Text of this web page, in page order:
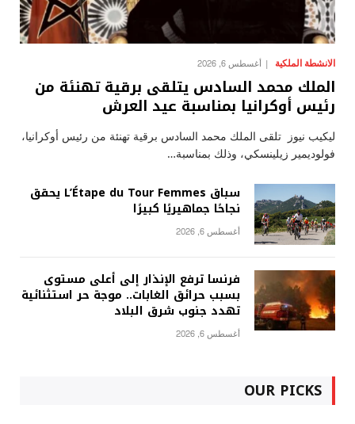
الانشطة الملكية أغسطس 6, 2026
الملك محمد السادس يتلقى برقية تهنئة من
رئيس أوكرانيا بمناسبة عيد العرش
ليكيب نيوز تلقى الملك محمد السادس برقية تهنئة من رئيس أوكرانيا،
فولوديمير زيلينسكي، وذلك بمناسبة…
سباق L’Étape du Tour Femmes يحقق
نجاحًا جماهيريًا كبيرًا
أغسطس 6, 2026
فرنسا ترفع الإنذار إلى أعلى مستوى
بسبب حرائق الغابات.. موجة حر استثنائية
تهدد جنوب شرق البلاد
أغسطس 6, 2026
OUR PICKS